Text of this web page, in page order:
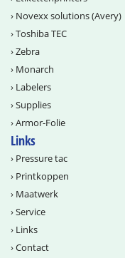
› Novexx solutions (Avery)
›Toshiba TEC
›Zebra
› Monarch
› Labelers
›Supplies
›Armor-Folie
Links
› Pressure tac
› Printkoppen
› Maatwerk
›Service
› Links
›Contact